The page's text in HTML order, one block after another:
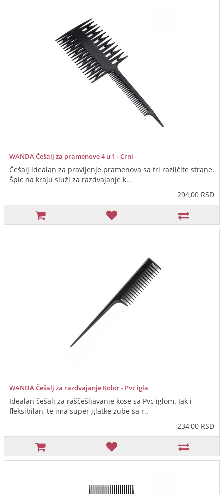
WANDA Češalj za pramenove 4 u 1 - Crni
Češalj idealan za pravljenje pramenova sa tri različite strane.
Špic na kraju služi za razdvajanje k..
294,00 RSD
WANDA Češalj za razdvajanje Kolor - Pvc igla
Idealan češalj za raščešljavanje kose sa Pvc iglom. Jak i
fleksibilan, te ima super glatke zube sa r..
234,00 RSD